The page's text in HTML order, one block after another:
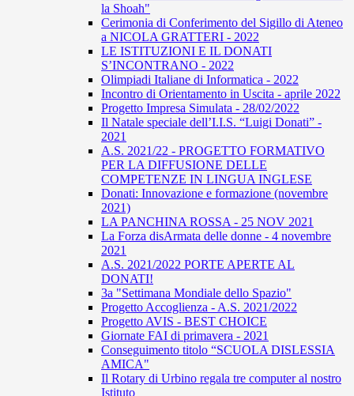
la Shoah"
Cerimonia di Conferimento del Sigillo di Ateneo
a NICOLA GRATTERI - 2022
LE ISTITUZIONI E IL DONATI
S’INCONTRANO - 2022
Olimpiadi Italiane di Informatica - 2022
Incontro di Orientamento in Uscita - aprile 2022
Progetto Impresa Simulata - 28/02/2022
Il Natale speciale dell’I.I.S. “Luigi Donati” -
2021
A.S. 2021/22 - PROGETTO FORMATIVO
PER LA DIFFUSIONE DELLE
COMPETENZE IN LINGUA INGLESE
Donati: Innovazione e formazione (novembre
2021)
LA PANCHINA ROSSA - 25 NOV 2021
La Forza disArmata delle donne - 4 novembre
2021
A.S. 2021/2022 PORTE APERTE AL
DONATI!
3a "Settimana Mondiale dello Spazio"
Progetto Accoglienza - A.S. 2021/2022
Progetto AVIS - BEST CHOICE
Giornate FAI di primavera - 2021
Conseguimento titolo “SCUOLA DISLESSIA
AMICA"
Il Rotary di Urbino regala tre computer al nostro
Istituto